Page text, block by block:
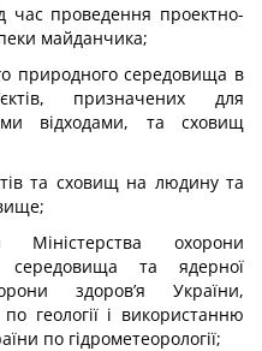
час проведення проектно-
майданчика;
природного середовища в
призначених для
відходами, та сховищ
та сховищ на людину та
охорони
середовища та ядерної
здоров’я України,
геології і використанню
по гідрометеорології;